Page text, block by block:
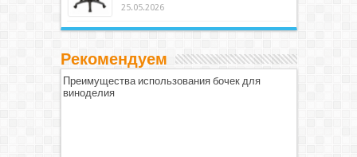
25.05.2026
Рекомендуем
Преимущества использования бочек для
виноделия